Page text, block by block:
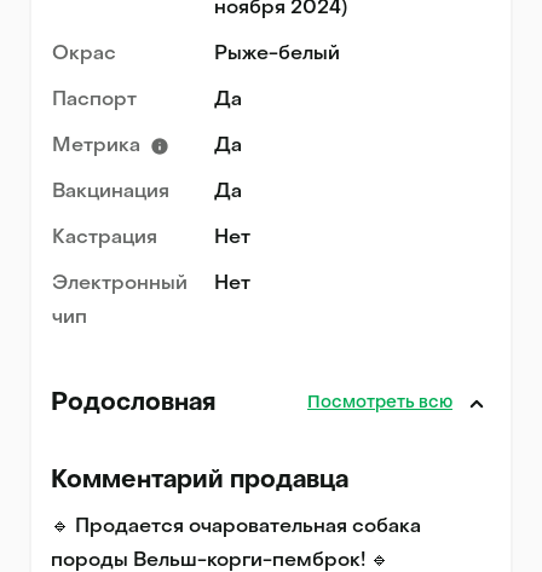
ноября 2024)
Окрас Рыже-белый
Паспорт Да
Метрика Да
Вакцинация Да
Кастрация Нет
Электронный
чип
Нет
Родословная Посмотреть всю
Комментарий продавца
🔹 Продается очаровательная собака
породы Вельш-корги-пемброк! 🔹